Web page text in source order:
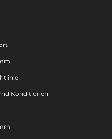
Konditionen